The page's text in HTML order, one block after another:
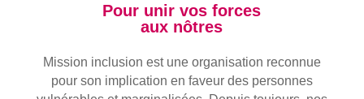
Pour unir vos forces
aux nôtres
Mission inclusion est une organisation reconnue
pour son implication en faveur des personnes